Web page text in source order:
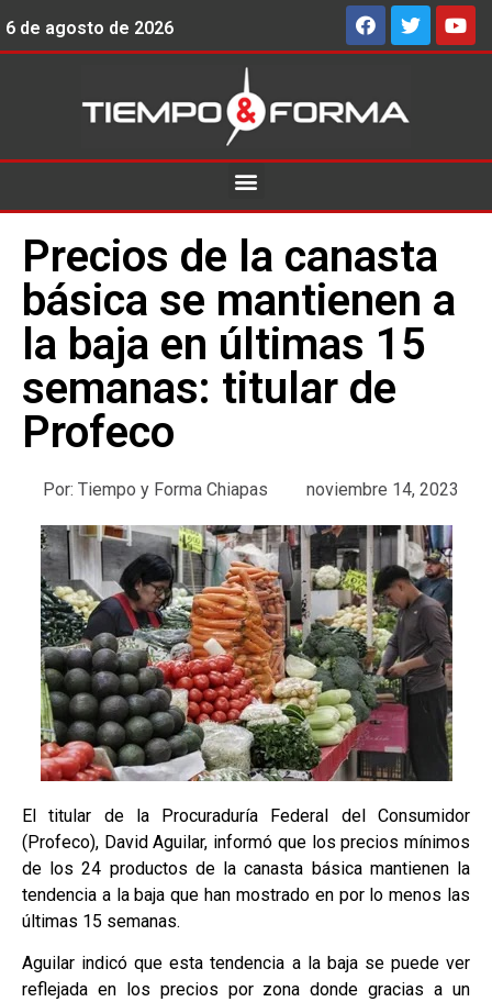
6 de agosto de 2026
Precios de la canasta
básica se mantienen a
la baja en últimas 15
semanas: titular de
Profeco
Por: Tiempo y Forma Chiapas noviembre 14, 2023
El titular de la Procuraduría Federal del Consumidor
(Profeco), David Aguilar, informó que los precios mínimos
de los 24 productos de la canasta básica mantienen la
tendencia a la baja que han mostrado en por lo menos las
últimas 15 semanas.
Aguilar indicó que esta tendencia a la baja se puede ver
reflejada en los precios por zona donde gracias a un